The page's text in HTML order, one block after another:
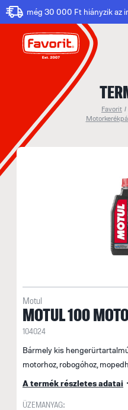
még 30 000 Ft hiányzik az
Favorit /
Motul
MOTUL 100
104024
Bármely kis
motorhoz, robogóhoz,
A termék részletes adatai
ÜZEMANYAG: